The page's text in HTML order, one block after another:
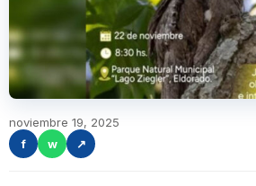
noviembre 19, 2025
f
w ↗